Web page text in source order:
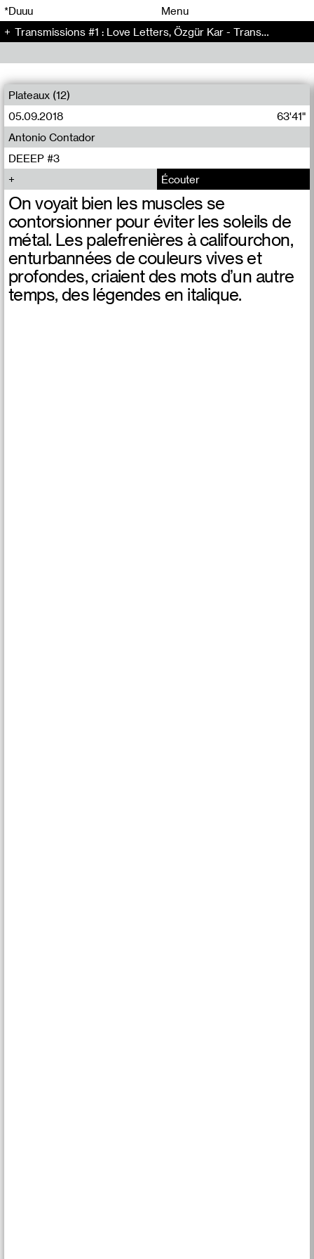
*Duuu
Menu
Transmissions #1 : Love Letters, Özgür Kar - Transmissions (1)
Plateaux (12)
05.09.2018
63'41"
DEEEP #3
Antonio Contador
Écouter
On voyait bien les muscles se
contorsionner pour éviter les soleils de
métal. Les palefrenières à califourchon,
enturbannées de couleurs vives et
profondes, criaient des mots d’un autre
temps, des légendes en italique.
00 00
00 00